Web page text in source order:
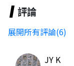
評論
展開所有評論(6)
JY K